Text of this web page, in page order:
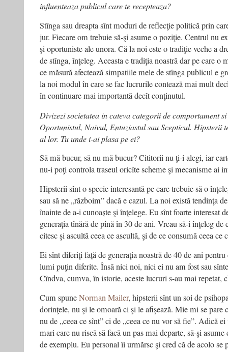
influenteazapublicul care te recepteaza?
Stînga sau dreapta sînt moduri de reflecţie politică prin
jur. Fiecare om trebuie să-şi asume o poziţie. Centrul nu
şi oportuniste ale unora. Că la noi este o tradiţie veche a
de stînga, înţeleg. Aceasta e tradiţia noastră dar pe care o
ce măsură afectează simpatiile mele de stînga publicul e
la noi modul în care se fac lucrurile contează mai mult
în continuare mai importantă decît conţinutul.
Divizezi societatea in cateva categorii de comportament
Oportunistul, Naivul, Entuziastul sau Scepticul. Hipsterii
al lor. Tu unde i-ai plasape ei?
Să mă bucur, să nu mă bucur? Cititorii nu ţi-i alegi, iar
nu-i poţi controla traseul oricîte scheme şi mecanisme ai
Hipsterii sînt o specie interesantă pe care trebuie să o
sau să ne „războim” dacă e cazul. La noi există tendinţa
înainte de a-i cunoaște şi înţelege. Eu sînt foarte interesat
generaţia tînără de pînă în 30 de ani. Vreau să-i înţeleg de
citesc şi ascultă ceea ce ascultă, şi de ce consumă ceea ce
Ei sînt diferiţi față de generaţia noastră de 40 de ani
lumi puţin diferite. Însă nici noi, nici ei nu am fost sau
Cîndva, cumva, în istorie, aceste lucruri s-au mai repetat,
Cum spuneNorman Mailer, hipsterii sînt un soi de
dorinţele, nu şi le omoară ci şi le afişează. Mie mi se pare
nu de „ceea ce sînt” ci de „ceea ce nu vor să fie”. Adică
mari care nu riscă să facă un pas mai departe, să-şi
de exemplu. Eu personal îi urmărsc şi cred că de acolo se